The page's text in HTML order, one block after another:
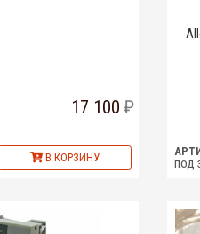
17 100
В КОРЗИНУ под